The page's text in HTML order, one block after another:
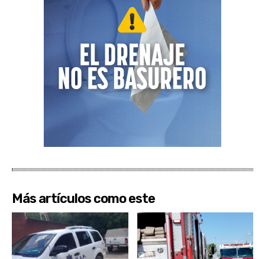
Más artículos como este